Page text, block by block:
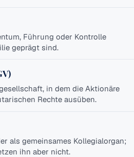
Führung oder Kontrolle
geprägt sind.
in dem die Aktionäre
Rechte ausüben.
als gemeinsames Kollegialorgan;
ihn aber nicht.